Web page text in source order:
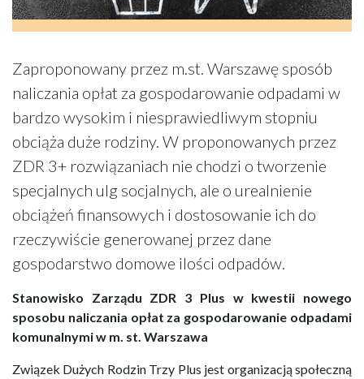
Zaproponowany przez m.st. Warszawę sposób
naliczania opłat za gospodarowanie odpadami w
bardzo wysokim i niesprawiedliwym stopniu
obciąża duże rodziny. W proponowanych przez
ZDR 3+ rozwiązaniach nie chodzi o tworzenie
specjalnych ulg socjalnych, ale o urealnienie
obciążeń finansowych i dostosowanie ich do
rzeczywiście generowanej przez dane
gospodarstwo domowe ilości odpadów.
Stanowisko Zarządu ZDR 3 Plus w kwestii nowego
sposobu naliczania opłat za gospodarowanie odpadami
komunalnymi w m. st. Warszawa
Związek Dużych Rodzin Trzy Plus jest organizacją społeczną